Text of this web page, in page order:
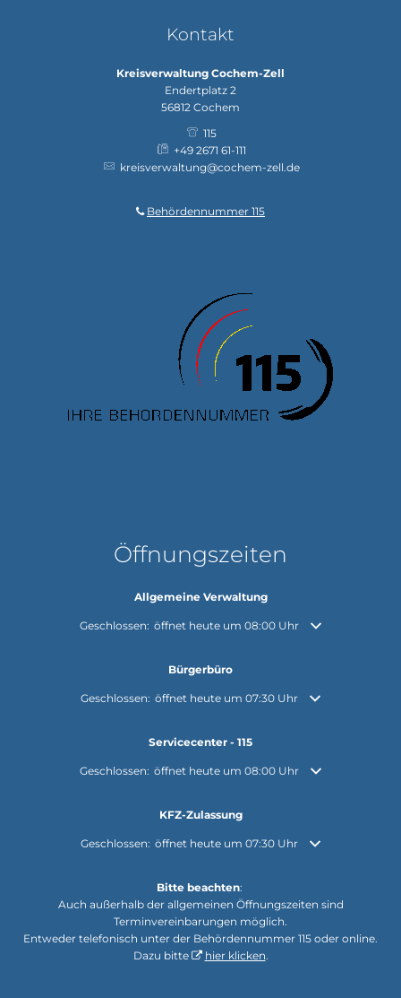
Kontakt
Kreisverwaltung Cochem-Zell
Endertplatz 2
56812 Cochem
115
+49 2671 61-111
kreisverwaltung@cochem-zell.de
Behördennummer 115
Öffnungszeiten
Allgemeine Verwaltung
Klicken, um weitere Öffnungs- oder Schließzeiten
Geschlossen: öffnet heute um 08:00 Uhr
Bürgerbüro
Klicken, um weitere Öffnungs- oder Schließzeiten
Geschlossen: öffnet heute um 07:30 Uhr
Servicecenter - 115
Klicken, um weitere Öffnungs- oder Schließzeiten
Geschlossen: öffnet heute um 08:00 Uhr
KFZ-Zulassung
Klicken, um weitere Öffnungs- oder Schließzeiten
Geschlossen: öffnet heute um 07:30 Uhr
Bitte beachten:
Auch außerhalb der allgemeinen Öffnungszeiten sind
Terminvereinbarungen möglich.
Entweder telefonisch unter der Behördennummer 115 oder online.
Dazu bitte
hier klicken.